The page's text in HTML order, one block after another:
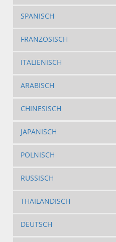
SPANISCH
FRANZÖSISCH
ITALIENISCH
ARABISCH
CHINESISCH
JAPANISCH
POLNISCH
RUSSISCH
THAILÄNDISCH
DEUTSCH